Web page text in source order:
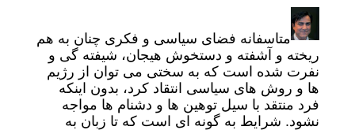
متاسفانه فضای سیاسی و فکری چنان به هم
ریخته و آشفته و دستخوش هیجان، شیفته گی و
نفرت شده است که به سختی می توان از رژیم
ها و روش های سیاسی انتقاد کرد، بدون اینکه
فرد منتقد با سیل توهین ها و دشنام ها مواجه
نشود. شرایط به گونه ای است که تا زبان به